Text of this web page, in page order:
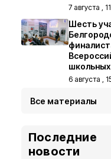
7 августа ,
Шесть
6 августа ,
Все материалы
Последние
новости